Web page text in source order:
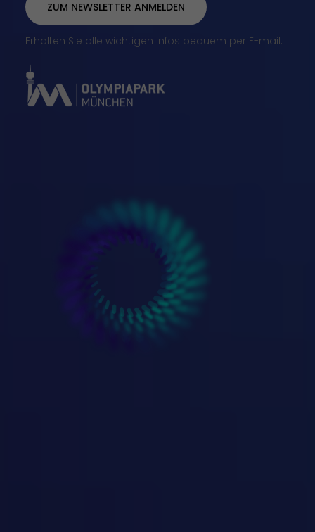
ZUM NEWSLETTER ANMELDEN
Erhalten Sie alle wichtigen Infos bequem per E-mail.